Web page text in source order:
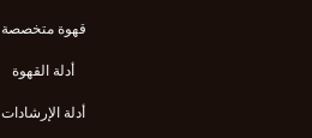
قهوة متخصصة
أدلة القهوة
أدلة الإرشادات